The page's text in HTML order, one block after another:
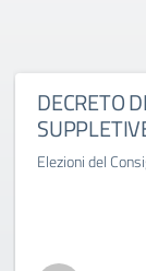
DECRETO
Elezioni del